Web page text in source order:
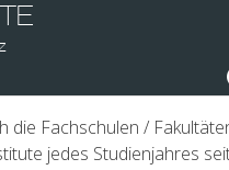
die Fachschulen /
jedes Studienjahres